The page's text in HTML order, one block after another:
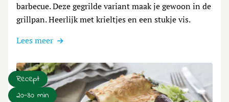
barbecue. Deze gegrilde variant maak je gewoon in de
grillpan. Heerlijk met krieltjes en een stukje vis.
Lees meer
Recept
20-30 min